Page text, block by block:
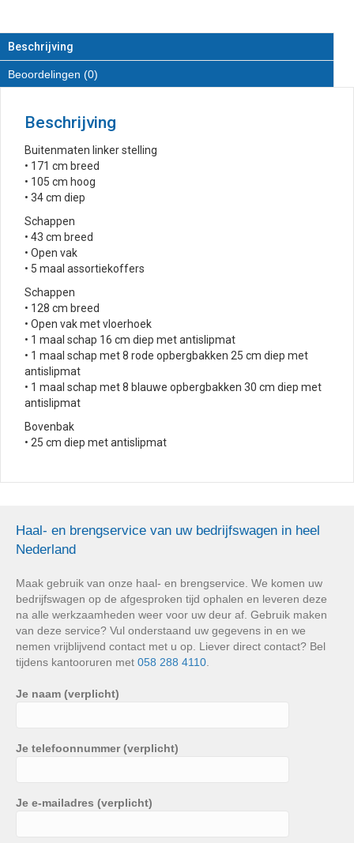
links
T4
aantal
Beschrijving
Beoordelingen (0)
Beschrijving
Buitenmaten linker stelling
• 171 cm breed
• 105 cm hoog
• 34 cm diep
Schappen
• 43 cm breed
• Open vak
• 5 maal assortiekoffers
Schappen
• 128 cm breed
• Open vak met vloerhoek
• 1 maal schap 16 cm diep met antislipmat
• 1 maal schap met 8 rode opbergbakken 25 cm diep met
antislipmat
• 1 maal schap met 8 blauwe opbergbakken 30 cm diep met
antislipmat
Bovenbak
• 25 cm diep met antislipmat
Haal- en brengservice van uw bedrijfswagen in heel
Nederland
Maak gebruik van onze haal- en brengservice. We komen uw
bedrijfswagen op de afgesproken tijd ophalen en leveren deze
na alle werkzaamheden weer voor uw deur af. Gebruik maken
van deze service? Vul onderstaand uw gegevens in en we
nemen vrijblijvend contact met u op. Liever direct contact? Bel
tijdens kantooruren met 058 288 4110
Je naam (verplicht)
Je telefoonnummer (verplicht)
Je e-mailadres (verplicht)